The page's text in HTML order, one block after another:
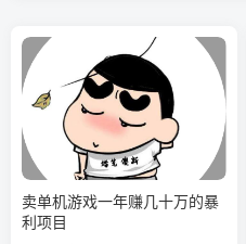
卖单机游戏一年赚几十万的暴
利项目